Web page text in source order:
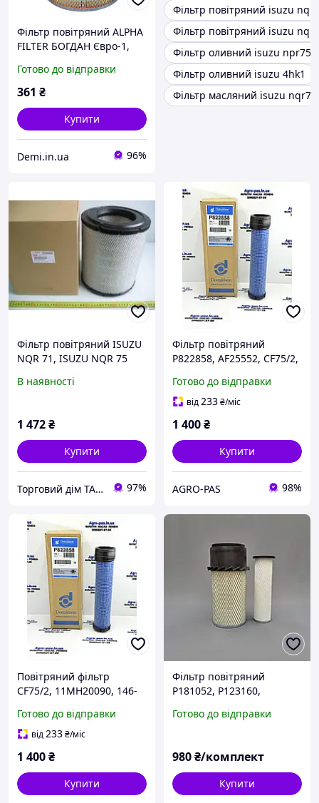
Фільтр повітряний ALPHA
FILTER БОГДАН Євро-1,
поліетилен без упаковки
(AF 0763pe)
Готово до відправки
361 ₴
Купити
Demi.in.ua 96%
Фільтр повітряний isuzu
Фільтр повітряний isuzu
Фільтр оливний isuzu npr75
Фільтр оливний isuzu 4hk1
Фільтр масляний isuzu nqr75
Фільтр повітряний ISUZU
NQR 71, ISUZU NQR 75
В наявності
1 472₴
Купити
Торговий дім ТАЙФЕНГ 97%
Фільтр повітряний
P822858, AF25552, CF75/2,
M131803, RG25644,
12905112530, 3EB0238770
Готово до відправки
від233₴/міс
1 400₴
Купити
AGRO-PAS 98%
Повітряний фільтр
CF75/2, 11MH20090, 146-
M807331, RG648-42821,
RG60866, RG25644, RG648-
Готово до відправки
від233₴/міс
1 400₴
Купити
Фільтр повітряний
P181052, P123160,
FN, PA2489, AF437K,
Готово до відправки
980₴/комплект
Купити